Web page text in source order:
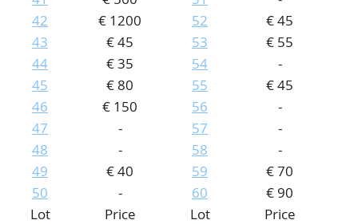
42
€ 1200
43
€ 45
44
€ 35
45
€ 80
46
€ 150
47
-
48
-
49
€ 40
50
-
52
€ 45
53
€ 55
54
-
55
€ 45
56
-
57
-
58
-
59
€ 70
60
€ 90
Lot
Price
Lot
Price